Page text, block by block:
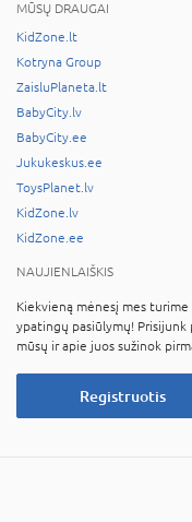
MŪSŲ DRAUGAI
KidZone.lt
Kotryna Group
ZaisluPlaneta.lt
BabyCity.lv
BabyCity.ee
Jukukeskus.ee
ToysPlanet.lv
KidZone.lv
KidZone.ee
NAUJIENLAIŠKIS
Kiekvieną mėnesį mes turime
ypatingų pasiūlymų! Prisijunk
mūsų ir apie juos sužinok
Registruotis